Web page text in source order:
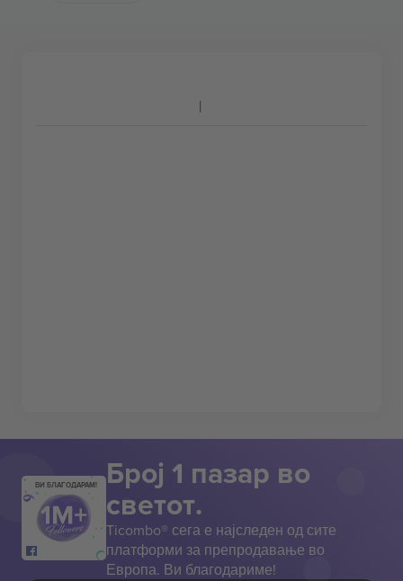
ВИ БЛАГОДАРАМ! Број 1 пазар во
светот.
Ticombo® сега е најследен од сите
платформи за препродавање во
Европа. Ви благодариме!